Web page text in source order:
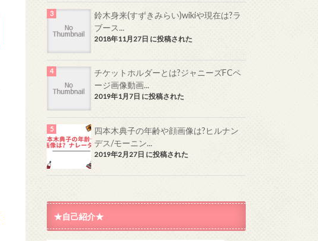
鈴木身来(すずきみらい)wikiや現在は?ラ
ブース...
2018年11月27日 に投稿された
チケットホルダーとは?ジャニーズFCペ
ージ画像動画...
2019年1月7日 に投稿された
四本木典子の年齢や顔画像は?ヒルナン
デス/モーニン...
2019年2月27日 に投稿された
★自己紹介★